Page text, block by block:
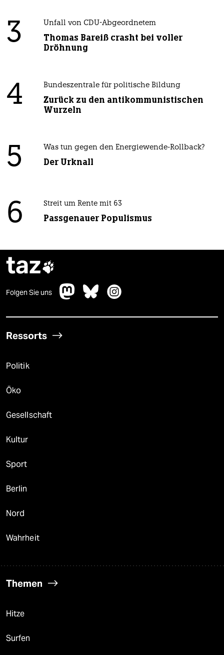
3 Unfall von CDU-Abgeordnetem
Thomas Bareiß crasht bei voller
Dröhnung
4 Bundeszentrale für politische Bildung
Zurück zu den antikommunistischen
Wurzeln
5 Was tun gegen den Energiewende-Rollback?
Der Urknall
6 Streit um Rente mit 63
Passgenauer Populismus
taz
Folgen Sie uns
Ressorts
Politik
Öko
Gesellschaft
Kultur
Sport
Berlin
Nord
Wahrheit
Themen
Hitze
Surfen